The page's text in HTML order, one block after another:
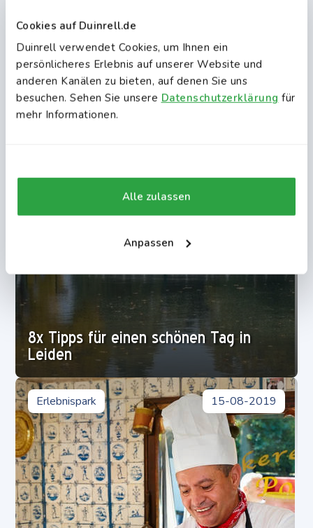
Cookies auf Duinrell.de
Duinrell verwendet Cookies, um Ihnen ein
persönlicheres Erlebnis auf unserer Website und
anderen Kanälen zu bieten, auf denen Sie uns
besuchen. Sehen Sie unsere Datenschutzerklärung für
mehr Informationen.
Alle zulassen
Anpassen
8x Tipps für einen schönen Tag in
Leiden
Erlebnispark 15-08-2019